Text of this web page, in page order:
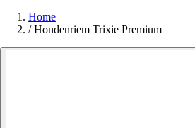
Home
/ Hondenriem Trixie Premium